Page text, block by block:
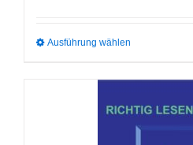
Ausführung wählen
Varianten
auf.